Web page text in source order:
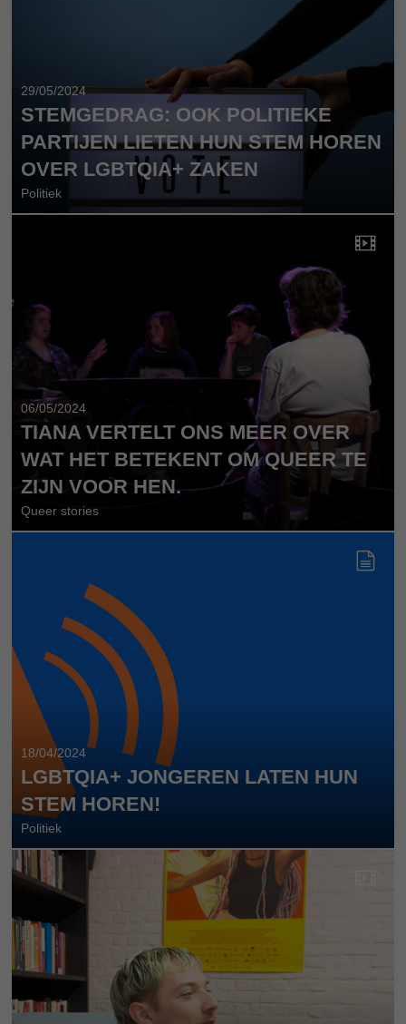
29/05/2024
STEMGEDRAG: OOK POLITIEKE
PARTIJEN LIETEN HUN STEM HOREN
OVER LGBTQIA+ ZAKEN
Politiek
06/05/2024
TIANA VERTELT ONS MEER OVER
WAT HET BETEKENT OM QUEER TE
ZIJN VOOR HEN.
Queer stories
18/04/2024
LGBTQIA+ JONGEREN LATEN HUN
STEM HOREN!
Politiek